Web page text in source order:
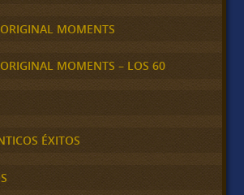
MOMENTS
MOMENTS – LOS 60
ÉXITOS